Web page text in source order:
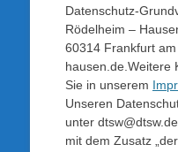
Datenschutz-
Rödelheim –
60314 Frankfurt
hausen.de.Weitere
Sie in unserem
Unseren
unter
mit dem Zusatz